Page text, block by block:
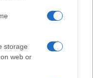
storage
web or